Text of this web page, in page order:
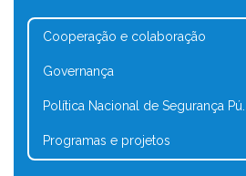
Cooperação e colaboração
Governança
Política Nacional de Segurança Pú...
Programas e projetos